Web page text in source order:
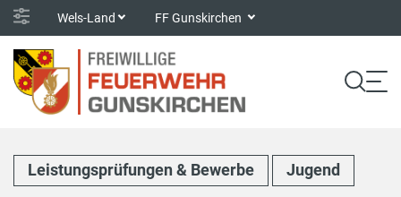
Wels-Land FF Gunskirchen
Leistungsprüfungen & Bewerbe Jugend